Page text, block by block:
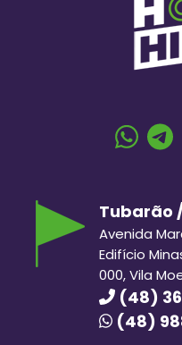
Tubarão
Avenida
Edifício
000, Vila
(48)
(48)